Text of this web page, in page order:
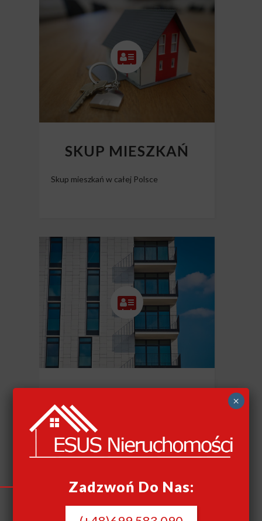
Skup nieruchomości Polska
SKUP MIESZKAŃ
Skup mieszkań w całej Polsce
NIERUCHOMOŚCI
CAŁY KRAJ
Zadzwoń Do Nas:
×